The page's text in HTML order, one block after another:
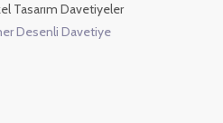
Tasarım Davetiyeler
Desenli Davetiye